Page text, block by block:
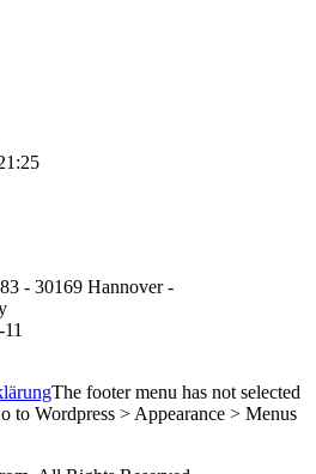
- 30169 Hannover -
The footer menu has not selected
to Wordpress > Appearance > Menus